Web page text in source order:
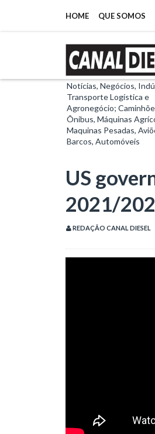
HOME QUE SOMOS
Notícias, Negócios,
Transporte Logística e
Agronegócio;
Ônibus, Máquinas
Maquinas Pesadas,
Barcos, Automóveis
US
2021/
REDAÇÃO CANAL DIESEL